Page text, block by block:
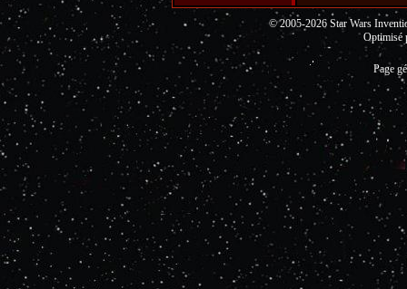
© 2005-2026 Star Wars
Optimisé
Page